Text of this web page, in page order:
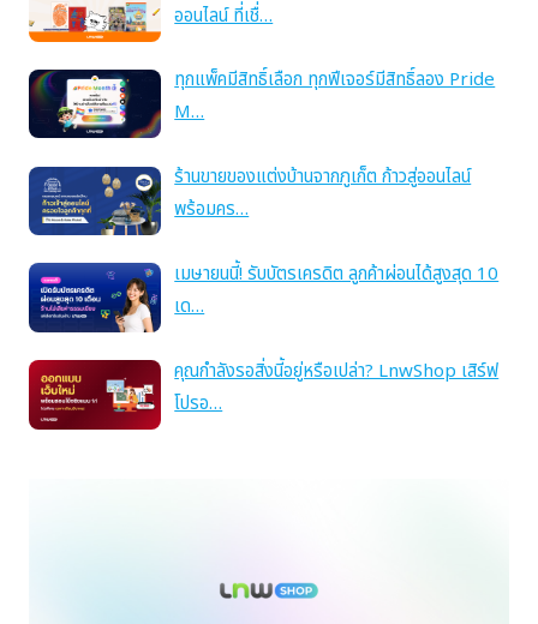
ออนไลน์ ที่เชื่…
ทุกแพ็คมีสิทธิ์เลือก ทุกฟีเจอร์มีสิทธิ์ลอง Pride
M…
ร้านขายของแต่งบ้านจากภูเก็ต ก้าวสู่ออนไลน์
พร้อมคร…
เมษายนนี้! รับบัตรเครดิต ลูกค้าผ่อนได้สูงสุด 10
เด…
คุณกำลังรอสิ่งนี้อยู่หรือเปล่า? LnwShop เสิร์ฟ
โปรอ…